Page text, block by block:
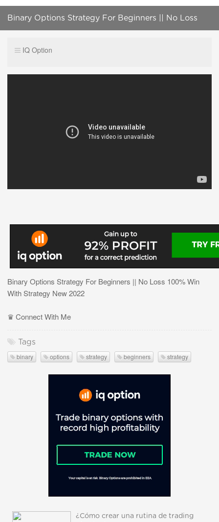
Binary Options Strategy For Beginners || No Loss
IQ Option
Binary Options Strategy For Beginners || No Loss 100% Win
With Strategy New 2022
♛ Connect With Me
Tags
binary options strategy beginners strategy
¿Cómo crear una rutina de trading